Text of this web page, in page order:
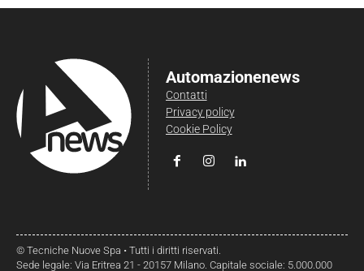
Automazionenews
Contatti
Privacy policy
Cookie Policy
© Tecniche Nuove Spa • Tutti i diritti riservati.
Sede legale: Via Eritrea 21 - 20157 Milano. Capitale sociale: 5.000.000